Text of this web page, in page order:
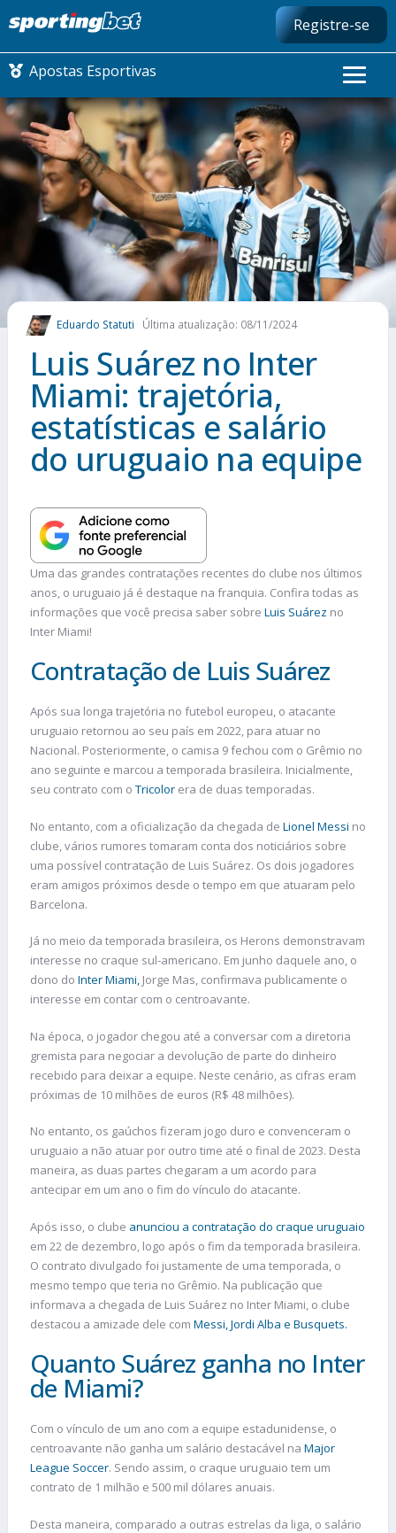
Registre-se
Apostas Esportivas
CONMEBOL LIBERTADORES
FUTEBOL NACIONAL
FUTEBOL INTERNACIONAL
COMO APOSTAR
MAIS ESPORTES
Eduardo Statuti Última atualização: 08/11/2024
Luis Suárez no Inter
Miami​: trajetória,
estatísticas e salário
do uruguaio na equipe
Uma das grandes contratações recentes do clube nos últimos
anos, o uruguaio já é destaque na franquia. Confira todas as
informações que você precisa saber sobre Luis Suárez no
Inter Miami!
Contratação de Luis Suárez
Após sua longa trajetória no futebol europeu, o atacante
uruguaio retornou ao seu país em 2022, para atuar no
Nacional. Posteriormente, o camisa 9 fechou com o Grêmio no
ano seguinte e marcou a temporada brasileira. Inicialmente,
seu contrato com o Tricolor era de duas temporadas.
No entanto, com a oficialização da chegada de Lionel Messi no
clube, vários rumores tomaram conta dos noticiários sobre
uma possível contratação de Luis Suárez. Os dois jogadores
eram amigos próximos desde o tempo em que atuaram pelo
Barcelona.
Já no meio da temporada brasileira, os Herons demonstravam
interesse no craque sul-americano. Em junho daquele ano, o
dono do Inter Miami, Jorge Mas, confirmava publicamente o
interesse em contar com o centroavante.
Na época, o jogador chegou até a conversar com a diretoria
gremista para negociar a devolução de parte do dinheiro
recebido para deixar a equipe. Neste cenário, as cifras eram
próximas de 10 milhões de euros (R$ 48 milhões).
No entanto, os gaúchos fizeram jogo duro e convenceram o
uruguaio a não atuar por outro time até o final de 2023. Desta
maneira, as duas partes chegaram a um acordo para
antecipar em um ano o fim do vínculo do atacante.
Após isso, o clube anunciou a contratação do craque uruguaio
em 22 de dezembro, logo após o fim da temporada brasileira.
O contrato divulgado foi justamente de uma temporada, o
mesmo tempo que teria no Grêmio. Na publicação que
informava a chegada de Luis Suárez no Inter Miami, o clube
destacou a amizade dele com Messi, Jordi Alba e Busquets.
Quanto Suárez ganha no Inter
de Miami?
Com o vínculo de um ano com a equipe estadunidense, o
centroavante não ganha um salário destacável na Major
League Soccer. Sendo assim, o craque uruguaio tem um
contrato de 1 milhão e 500 mil dólares anuais.
Desta maneira, comparado a outras estrelas da liga, o salário